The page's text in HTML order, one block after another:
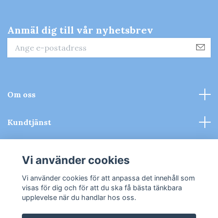
Anmäl dig till vår nyhetsbrev
Om oss
Kundtjänst
Sociala medier
Vi använder cookies
Vi använder cookies för att anpassa det innehåll som
visas för dig och för att du ska få bästa tänkbara
upplevelse när du handlar hos oss.